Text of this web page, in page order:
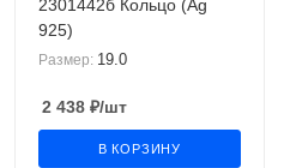
2301442б Кольцо (Ag
925)
Размер: 19.0
2 438 ₽/шт
В КОРЗИНУ